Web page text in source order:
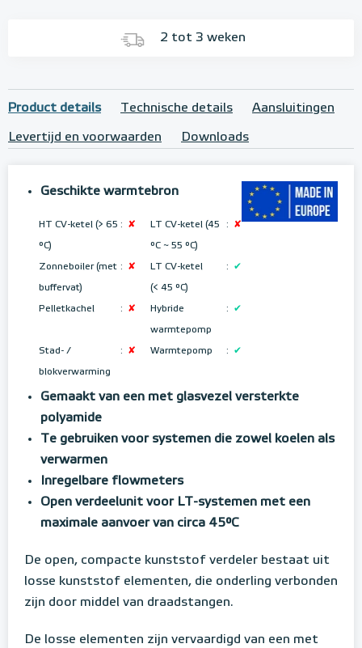
2 tot 3 weken
Product details Technische details Aansluitingen
Levertijd en voorwaarden Downloads
Geschikte warmtebron
HT CV-ketel (> 65
°C)
: ✘ LT CV-ketel (45
°C ~ 55 °C)
: ✘
Zonneboiler (met
buffervat)
: ✘ LT CV-ketel
(< 45 °C)
: ✔
Pelletkachel : ✘ Hybride
warmtepomp
: ✔
Stad- /
blokverwarming
: ✘ Warmtepomp : ✔
Gemaakt van een met glasvezel versterkte
polyamide
Te gebruiken voor systemen die zowel koelen als
verwarmen
Inregelbare flowmeters
Open verdeelunit voor LT-systemen met een
maximale aanvoer van circa 45°C
De open, compacte kunststof verdeler bestaat uit
losse kunststof elementen, die onderling verbonden
zijn door middel van draadstangen.
De losse elementen zijn vervaardigd van een met